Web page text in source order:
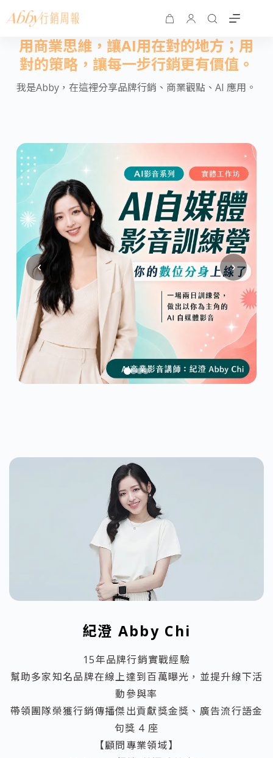
用商業思維，讓AI用在對的地方；用
對的策略，讓每一步行銷更有價值。
我是Abby，在這裡分享品牌行銷、商業觀點、AI 應用。
‹ ›
紀澄 Abby Chi
15年品牌行銷實戰經驗
幫助多家知名品牌在線上達到百萬曝光，並提升線下活
動參與率
帶領團隊榮獲行銷傳播傑出貢獻獎金獎、廣告流行語金
句獎 4 座
【顧問專業領域】